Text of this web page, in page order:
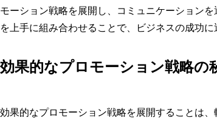
モーション戦略を展開し、コミュニケーション
を上手に組み合わせることで、ビジネスの成功に
効果的なプロモーション戦略の
効果的なプロモーション戦略を展開することは